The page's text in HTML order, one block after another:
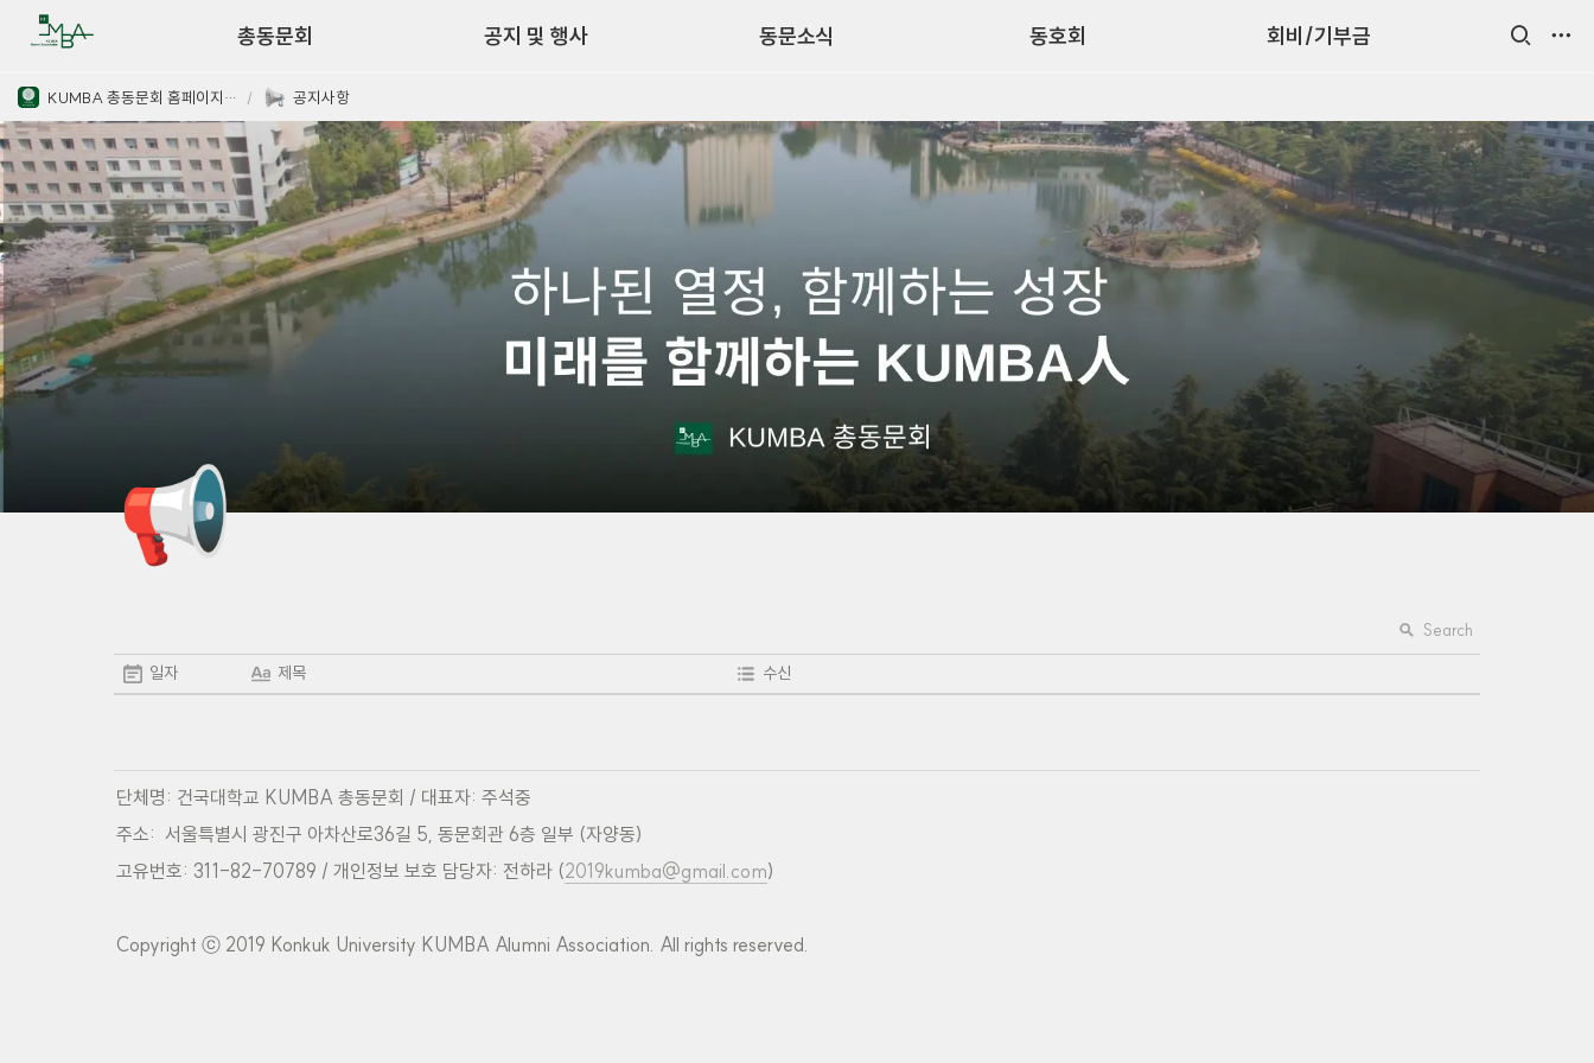
총동문회 공지 및 행사 동문소식 동호회 회비/기부금
KUMBA 총동문회 홈페이지 관리 / 공지사항
운영조직
📢
Search
일자 제목 수신
단체명: 건국대학교 KUMBA 총동문회 / 대표자: 주석중
주소:  서울특별시 광진구 아차산로36길 5, 동문회관 6층 일부 (자양동)
고유번호: 311-82-70789 / 개인정보 보호 담당자: 전하라 (2019kumba@gmail.com)
Copyright ⓒ 2019 Konkuk University KUMBA Alumni Association. All rights reserved.